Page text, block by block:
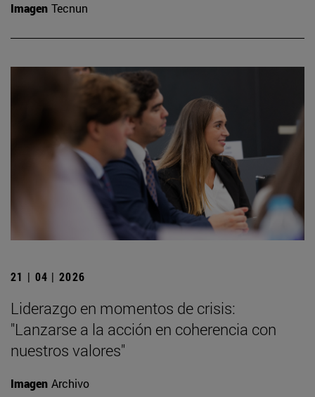
Imagen Tecnun
21 | 04 | 2026
Liderazgo en momentos de crisis:
"Lanzarse a la acción en coherencia con
nuestros valores"
Imagen Archivo